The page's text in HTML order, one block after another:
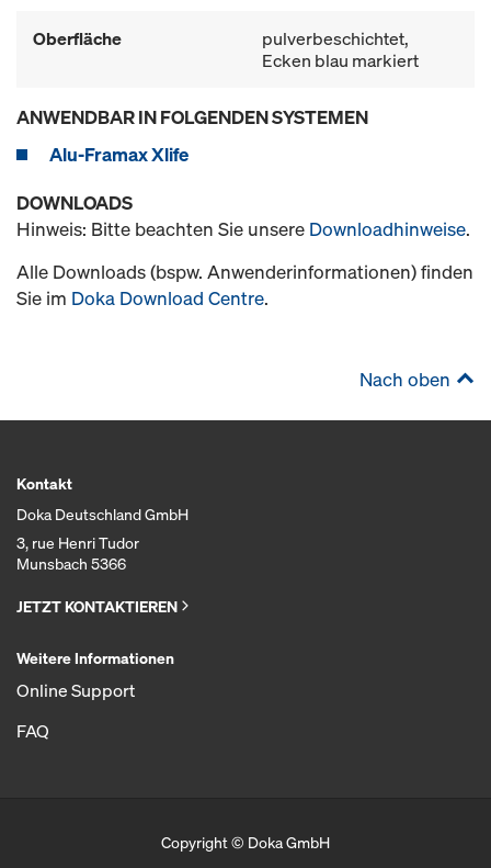
Oberfläche
pulverbeschichtet,
Ecken blau markiert
ANWENDBAR IN FOLGENDEN SYSTEMEN
Alu-Framax Xlife
DOWNLOADS
Hinweis: Bitte beachten Sie unsere Downloadhinweise.
Alle Downloads (bspw. Anwenderinformationen) finden
Sie im Doka Download Centre.
Nach oben
Kontakt
Doka Deutschland GmbH
3, rue Henri Tudor
Munsbach 5366
JETZT KONTAKTIEREN
Weitere Informationen
Online Support
FAQ
Copyright © Doka GmbH